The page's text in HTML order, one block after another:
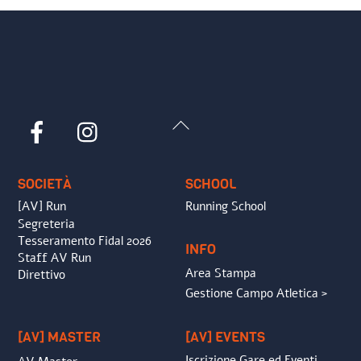
Back
Facebook
SOCIETÀ
[AV] Run
Segreteria
Tesseramento Fidal 2026
Staff AV Run
Direttivo
SCHOOL
Running School
INFO
Area Stampa
Gestione Campo Atletica >
[AV] MASTER [AV] EVENTS